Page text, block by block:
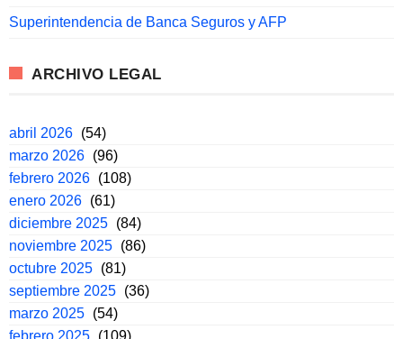
Superintendencia de Banca Seguros y AFP
ARCHIVO LEGAL
abril 2026 (54)
marzo 2026 (96)
febrero 2026 (108)
enero 2026 (61)
diciembre 2025 (84)
noviembre 2025 (86)
octubre 2025 (81)
septiembre 2025 (36)
marzo 2025 (54)
febrero 2025 (109)